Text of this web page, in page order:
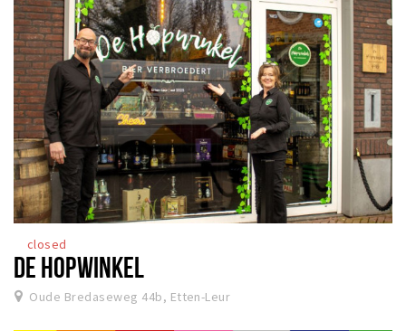
closed
DE HOPWINKEL
Oude Bredaseweg 44b, Etten-Leur